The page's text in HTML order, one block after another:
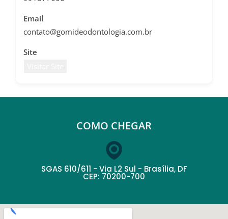
Email
contato@gomideodontologia.com.br
Site
COMO CHEGAR
SGAS 610/611 - Via L2 Sul - Brasília, DF
CEP: 70200-700